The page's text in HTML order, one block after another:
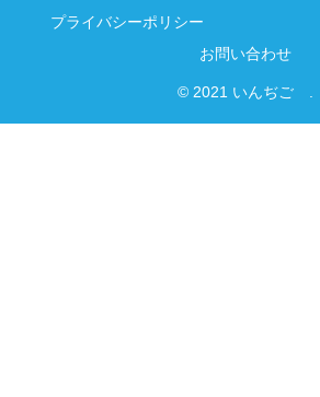
プライバシーポリシー
お問い合わせ
© 2021 いんぢご .